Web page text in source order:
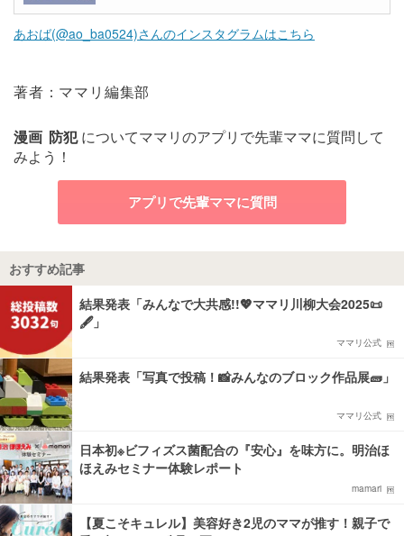
あおば(@ao_ba0524)さんのインスタグラムはこちら
著者：ママリ編集部
漫画 防犯についてママリのアプリで先輩ママに質問して
みよう！
アプリで先輩ママに質問
おすすめ記事
結果発表「みんなで大共感!!💖ママリ川柳大会2025📜
🖋️」
ママリ公式
結果発表「写真で投稿！📸みんなのブロック作品展🧱」
ママリ公式
日本初※ビフィズス菌配合の『安心』を味方に。明治ほ
ほえみセミナー体験レポート
mamari
【夏こそキュレル】美容好き2児のママが推す！親子で